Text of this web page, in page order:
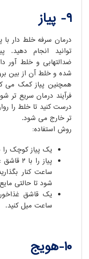
۹- پیاز
درمان سرفه خلط دار
توانید انجام دهید.
ضدالتهابی و خلط آور
شده و خلط آن از بین
همچنین پیاز کمک می
فرآیند درمان سریع تر
درست کنید تا خلط را
تر خارج می شود.
روش استفاده:
یک پیاز کوچک
پیاز
ساعت کنار
شود تا حالتی
ساعت میل کنید.
۱۰-هویج